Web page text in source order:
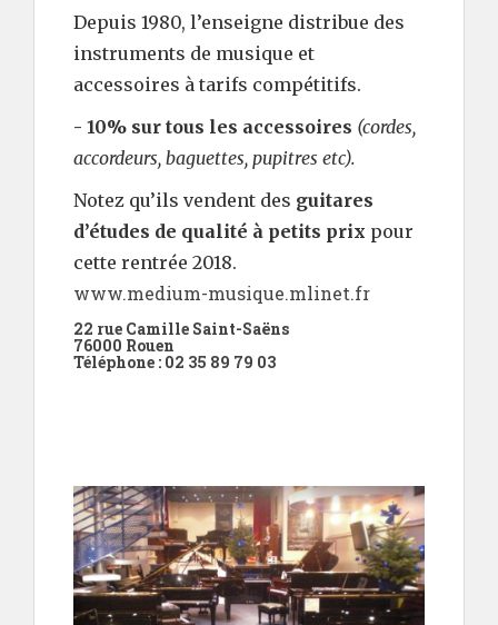
Depuis 1980, l’enseigne distribue des
instruments de musique et
accessoires à tarifs compétitifs.
- 10% sur tous les accessoires (cordes,
accordeurs, baguettes, pupitres etc).
Notez qu’ils vendent des guitares
d’études de qualité à petits prix pour
cette rentrée 2018.
www.medium-musique.mlinet.fr
22 rue Camille Saint-Saëns
76000 Rouen
Téléphone : 02 35 89 79 03